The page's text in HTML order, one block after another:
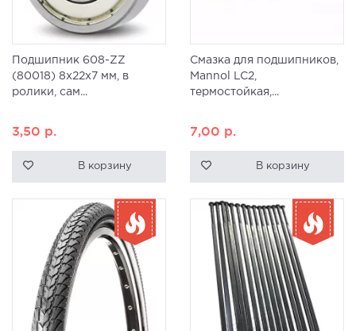
Подшипник 608-ZZ
(80018) 8x22x7 мм, в
ролики, сам...
3,50 р.
В корзину
Смазка для подшипников,
Mannol LC2,
термостойкая,...
7,00 р.
В корзину